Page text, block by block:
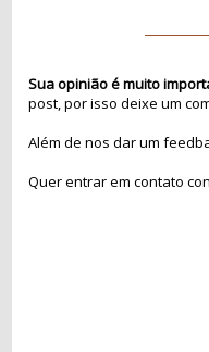
Sua opinião é muito
post, por isso deixe um
Além de nos dar um
Quer entrar em contato